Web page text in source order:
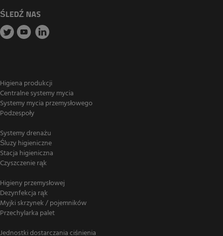
ŚLEDŹ NAS
Higiena produkcji
Centralne systemy mycia
Systemy mycia przemysłowego
Podzespoły
Systemy drenażu
Śluzy higieniczne
Stacja higieniczna
Czyszczenie rąk
Higieny przemysłowej
Dezynfekcja rąk
Myjki skrzynek / pojemników
Przechylarka palet
Jednostki dostarczania ciśnienia